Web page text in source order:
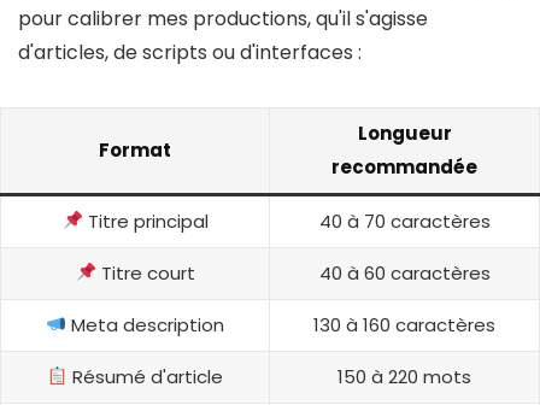
pour calibrer mes productions, qu'il s'agisse
d'articles, de scripts ou d'interfaces :
Format
Longueur
recommandée
Titre principal 40 à 70 caractères
Titre court 40 à 60 caractères
Meta description 130 à 160 caractères
Résumé d'article 150 à 220 mots